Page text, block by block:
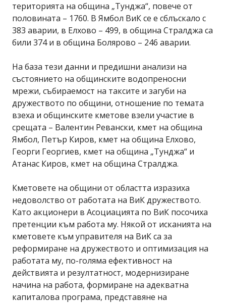
територията на община „Тунджа“, повече от
половината – 1760. В Ямбол ВиК се е сблъскало с
383 аварии, в Елхово – 499, в община Стралджа са
били 374 и в община Болярово – 246 аварии.
На база тези данни и предишни анализи на
състоянието на общинските водопреносни
мрежи, събираемост на таксите и загуби на
дружеството по общини, отношение по темата
взеха и общинските кметове взели участие в
срещата – Валентин Ревански, кмет на община
Ямбол, Петър Киров, кмет на община Елхово,
Георги Георгиев, кмет на община „Тунджа“ и
Атанас Киров, кмет на община Стралджа.
Кметовете на общини от областта изразиха
недоволство от работата на ВиК дружеството.
Като акционери в Асоциацията по ВиК посочиха
претенции към работа му. Някой от исканията на
кметовете към управителя на ВиК са за
реформиране на дружеството и оптимизация на
работата му, по-голяма ефективност на
действията и резултатност, модернизиране
начина на работа, формиране на адекватна
капиталова програма, представяне на